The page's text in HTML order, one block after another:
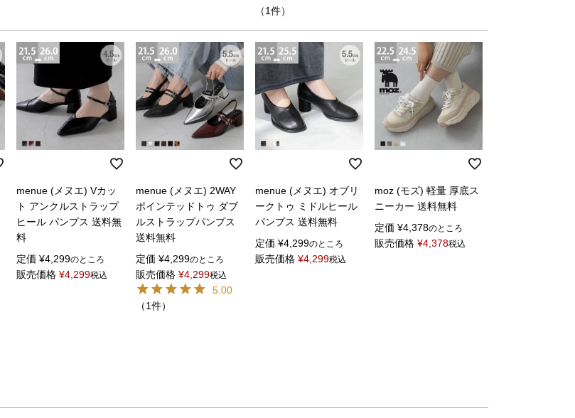
（1件）
menue (メヌエ) Vカッ
ト アンクルストラップ
ヒール パンプス 送料無
料
定価 ¥4,299のところ
販売価格 ¥4,299税込
menue (メヌエ) 2WAY
ポインテッドトゥ ダブ
ルストラップパンプス
送料無料
定価 ¥4,299のところ
販売価格 ¥4,299税込
5.00
（1件）
menue (メヌエ) オブリ
ークトゥ ミドルヒール
パンプス 送料無料
定価 ¥4,299のところ
販売価格 ¥4,299税込
moz (モズ) 軽量 厚底ス
ニーカー 送料無料
定価 ¥4,378のところ
販売価格 ¥4,378税込